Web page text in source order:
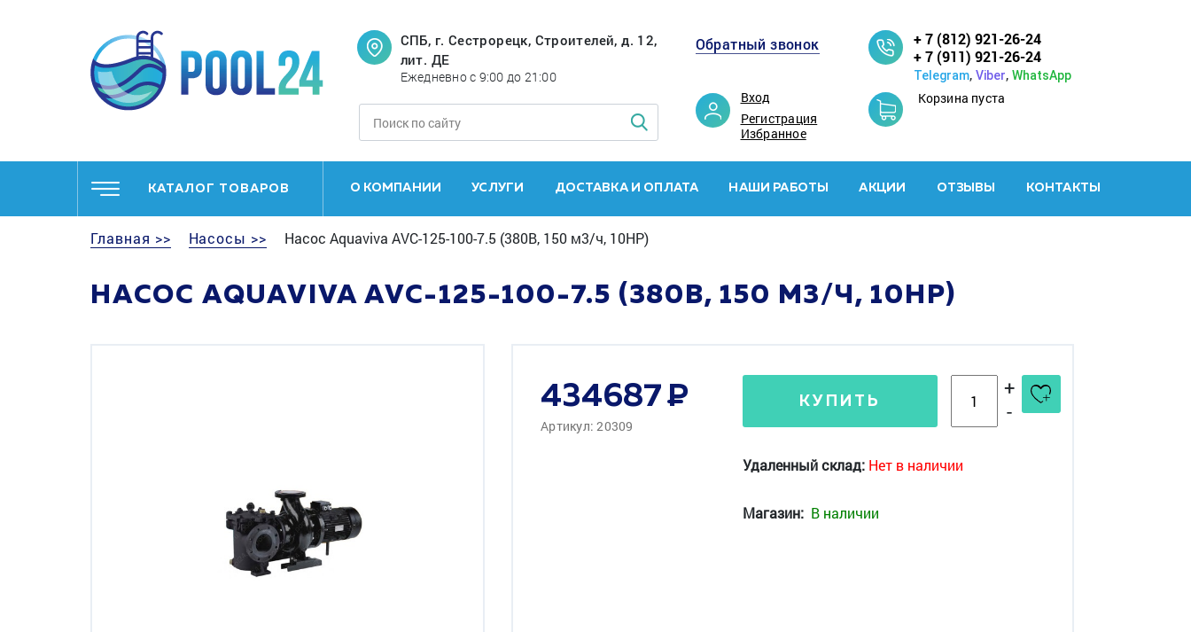
СПБ, г. Сестрорецк, Строителей, д. 12,
лит. ДЕ
Ежедневно с 9:00 до 21:00
Обратный звонок
Вход
Регистрация
Избранное
+ 7 (812) 921-26-24
+ 7 (911) 921-26-24
Telegram, Viber, WhatsApp
Корзина пуста
КАТАЛОГ ТОВАРОВ О КОМПАНИИ УСЛУГИ ДОСТАВКА И ОПЛАТА НАШИ РАБОТЫ АКЦИИ ОТЗЫВЫ КОНТАКТЫ
Главная >> Насосы >> Насос Aquaviva AVC-125-100-7.5 (380В, 150 м3/ч, 10HP)
НАСОС AQUAVIVA AVC-125-100-7.5 (380В, 150 М3/Ч, 10HP)
434687
Артикул: 20309
КУПИТЬ
+
-
Удаленный склад: Нет в наличии
Магазин: В наличии